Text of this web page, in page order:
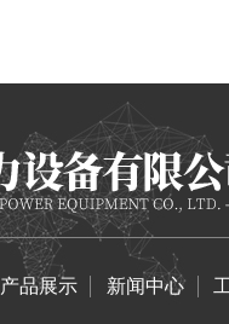
产品展示 新闻中心